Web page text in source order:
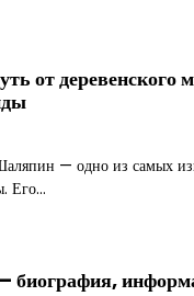
от деревенского
— одно из самых
Его…
биография,